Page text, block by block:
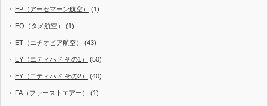
EP（アーセマーン航空） (1)
EQ（タメ航空） (1)
ET（エチオピア航空） (43)
EY（エティハド その1） (50)
EY（エティハド その2） (40)
FA（ファーストエアー） (1)